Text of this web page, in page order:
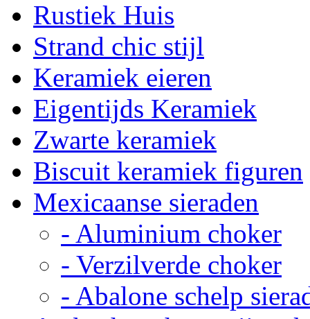
Rustiek Huis
Strand chic stijl
Keramiek eieren
Eigentijds Keramiek
Zwarte keramiek
Biscuit keramiek figuren
Mexicaanse sieraden
- Aluminium choker
- Verzilverde choker
- Abalone schelp